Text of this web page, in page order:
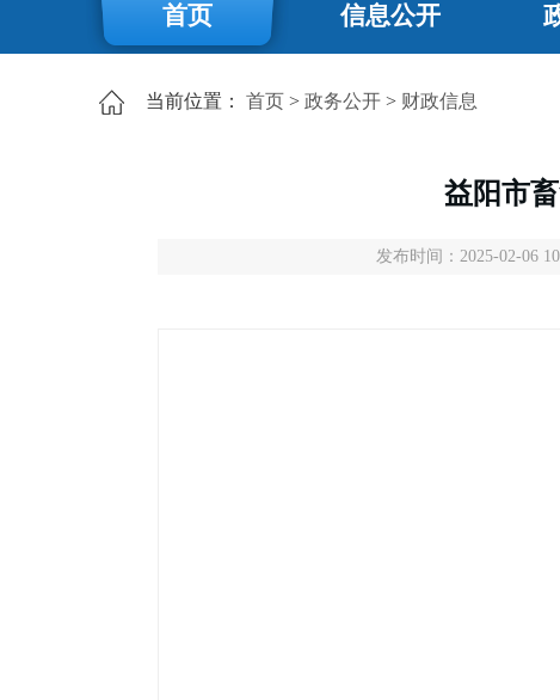
首页 信息公开
当前位置： 首页 > 政务公开 > 财政信息
益阳市
发布时间：2025-02-06